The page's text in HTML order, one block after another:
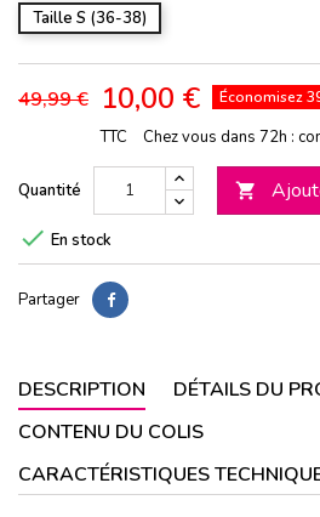
Taille S (36-38)
49,99 € 10,00 € Économisez
TTC Chez vous dans 72h :
Quantité 
 En stock
Partager
DESCRIPTION DÉTAILS DU
CONTENU DU COLIS
CARACTÉRISTIQUES